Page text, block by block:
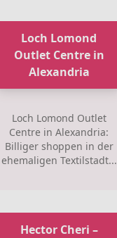
Loch Lomond
Outlet Centre in
Alexandria
Loch Lomond Outlet
Centre in Alexandria:
Billiger shoppen in der
ehemaligen Textilstadt...
Hector Cheri –